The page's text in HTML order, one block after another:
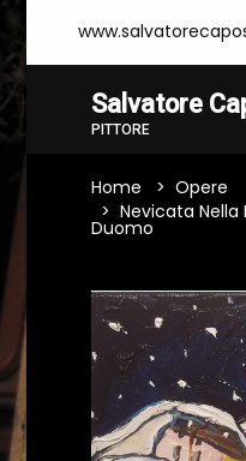
Salvatore
PITTORE
Home
Opere
Nevicata Nella
Duomo